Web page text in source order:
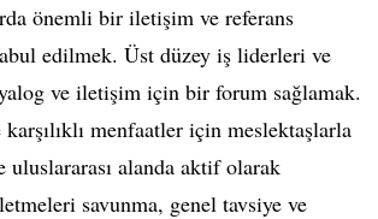
önemli bir iletişim ve referans
edilmek. Üst düzey iş liderleri ve
ve iletişim için bir forum sağlamak.
menfaatler için meslektaşlarla
uluslararası alanda aktif olarak
savunma, genel tavsiye ve